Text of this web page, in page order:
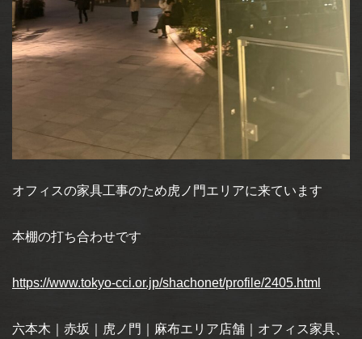
オフィスの家具工事のため虎ノ門エリアに来ています
本棚の打ち合わせです
https://www.tokyo-cci.or.jp/shachonet/profile/2405.html
六本木｜赤坂｜虎ノ門｜麻布エリア店舗｜オフィス家具、